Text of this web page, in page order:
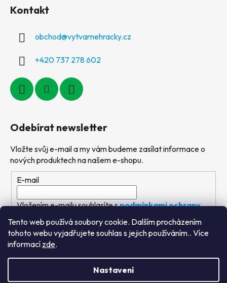
Tento web používá soubory cookie. Dalším procházením
tohoto webu vyjadřujete souhlas s jejich používáním.. Více
informací zde.
Nastavení
Kontakt
obchod@vytvarnehracky.cz
+420 737 278 602
Odebírat newsletter
Vložte svůj e-mail a my vám budeme zasílat informace o
nových produktech na našem e-shopu.
E-mail
Vložením e-mailu souhlasíte spodmínkami ochrany
osobních údajů
PŘIHLÁSIT SE